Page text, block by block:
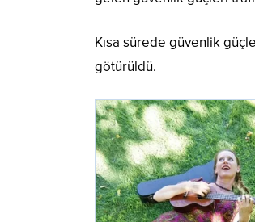
Kısa sürede güvenlik
götürüldü.